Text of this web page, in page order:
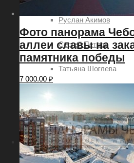
Руслан Акимов
Сергей Петров
Татьяна Шоглева
Дмитрий Леонтьев
Услуги
Фото панорама
аллеи славы на
памятника победы
7 000.00 ₽